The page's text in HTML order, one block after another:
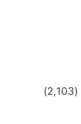
(2,103)